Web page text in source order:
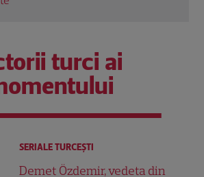
turci ai
SERIALE TURCEŞTI
Demet Özdemir, vedeta din